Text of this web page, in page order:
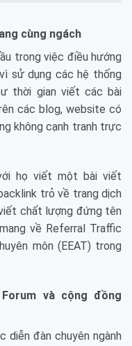
cùng ngách
trong việc điều hướng
sử dụng các hệ thống
thời gian viết các bài
các blog, website có
không cạnh tranh trực
họ viết một bài viết
trỏ về trang dịch
chất lượng đứng tên
về Referral Traffic
môn (EEAT) trong
và cộng đồng
diễn đàn chuyên ngành